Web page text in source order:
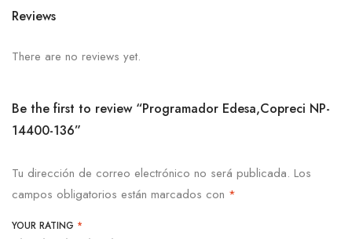
Reviews
There are no reviews yet.
Be the first to review “Programador Edesa,Copreci NP-
14400-136”
Tu dirección de correo electrónico no será publicada. Los
campos obligatorios están marcados con *
YOUR RATING *